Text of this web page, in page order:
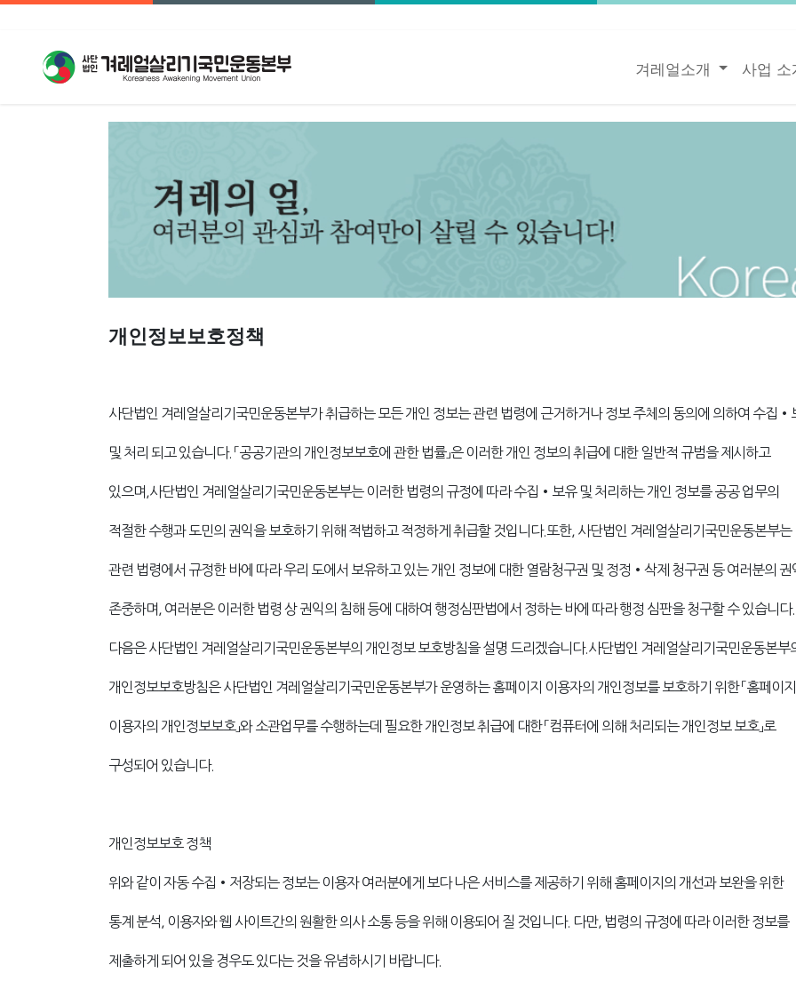
겨레얼소개 사업 소
개인정보보호정책
사단법인 겨레얼살리기국민운동본부가 취급하는 모든 개인 정보는 관련 법령에 근거하거나 정보 주체의 동의에 의하여 수집•
및 처리 되고 있습니다. 「공공기관의 개인정보보호에 관한 법률」은 이러한 개인 정보의 취급에 대한 일반적 규범을 제시하고
있으며,사단법인 겨레얼살리기국민운동본부는 이러한 법령의 규정에 따라 수집•보유 및 처리하는 개인 정보를 공공 업무의
적절한 수행과 도민의 권익을 보호하기 위해 적법하고 적정하게 취급할 것입니다.또한, 사단법인 겨레얼살리기국민운동본부는
관련 법령에서 규정한 바에 따라 우리 도에서 보유하고 있는 개인 정보에 대한 열람청구권 및 정정•삭제 청구권 등 여러분의 권
존중하며, 여러분은 이러한 법령 상 권익의 침해 등에 대하여 행정심판법에서 정하는 바에 따라 행정 심판을 청구할 수 있습니다.
다음은 사단법인 겨레얼살리기국민운동본부의 개인정보 보호방침을 설명 드리겠습니다.사단법인 겨레얼살리기국민운동본부
개인정보보호방침은 사단법인 겨레얼살리기국민운동본부가 운영하는 홈페이지 이용자의 개인정보를 보호하기 위한 「홈페이지
이용자의 개인정보보호」와 소관업무를 수행하는데 필요한 개인정보 취급에 대한 「컴퓨터에 의해 처리되는 개인정보 보호」로
구성되어 있습니다.
개인정보보호 정책
위와 같이 자동 수집•저장되는 정보는 이용자 여러분에게 보다 나은 서비스를 제공하기 위해 홈페이지의 개선과 보완을 위한
통계 분석, 이용자와 웹 사이트간의 원활한 의사 소통 등을 위해 이용되어 질 것입니다. 다만, 법령의 규정에 따라 이러한 정보를
제출하게 되어 있을 경우도 있다는 것을 유념하시기 바랍니다.